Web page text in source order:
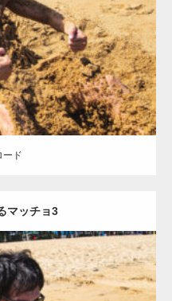
の人 AKIHITO(細マッチョ)
ード
マッチョ3